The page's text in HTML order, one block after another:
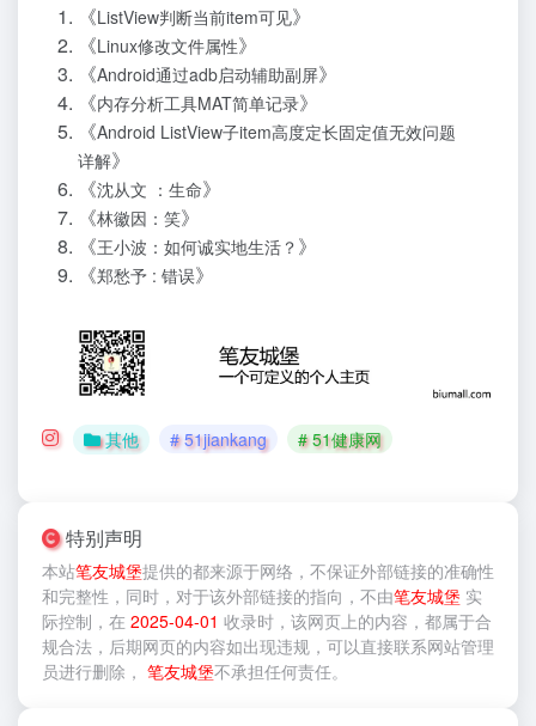
《ListView判断当前item可见》
《Linux修改文件属性》
《Android通过adb启动辅助副屏》
《内存分析工具MAT简单记录》
《Android ListView子item高度定长固定值无效问题
详解》
《沈从文 ：生命》
《林徽因：笑》
《王小波：如何诚实地生活？ 》
《郑愁予 : 错误》
其他 # 51jiankang # 51健康网
特别声明
本站笔友城堡提供的都来源于网络，不保证外部链接的准确性
和完整性，同时，对于该外部链接的指向，不由笔友城堡 实
际控制，在 2025-04-01 收录时，该网页上的内容，都属于合
规合法，后期网页的内容如出现违规，可以直接联系网站管理
员进行删除， 笔友城堡不承担任何责任。